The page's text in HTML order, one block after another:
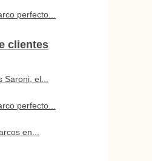
perfecto...
clientes
el...
perfecto...
en...